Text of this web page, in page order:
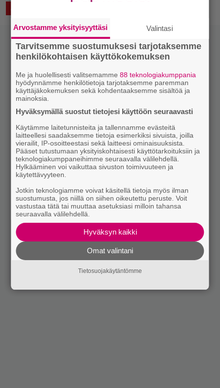
Arvostamme yksityisyyttäsi Valintasi
Tarvitsemme suostumuksesi tarjotaksemme
henkilökohtaisen käyttökokemuksen
Me ja huolellisesti valitsemamme88 teknologiakumppania
hyödynnämme henkilötietoja tarjotaksemme paremman
käyttäjäkokemuksen sekä kohdentaaksemme sisältöä ja
mainoksia.
Hyväksymällä suostut tietojesi käyttöön seuraavasti
Käytämme laitetunnisteita ja tallennamme evästeitä
laitteellesi saadaksemme tietoja esimerkiksi sivuista, joilla
vierailit, IP-osoitteestasi sekä laitteesi ominaisuuksista.
Pääset tutustumaan yksityiskohtaisesti käyttötarkoituksiin ja
teknologiakumppaneihimme seuraavalla välilehdellä.
Hylkääminen voi vaikuttaa sivuston toimivuuteen ja
käytettävyyteen.
Jotkin teknologiamme voivat käsitellä tietoja myös ilman
suostumusta, jos niillä on siihen oikeutettu peruste. Voit
vastustaa tätä tai muuttaa asetuksiasi milloin tahansa
seuraavalla välilehdellä.
Hyväksyn kaikki
Omat valintani
Tietosuojakäytäntömme